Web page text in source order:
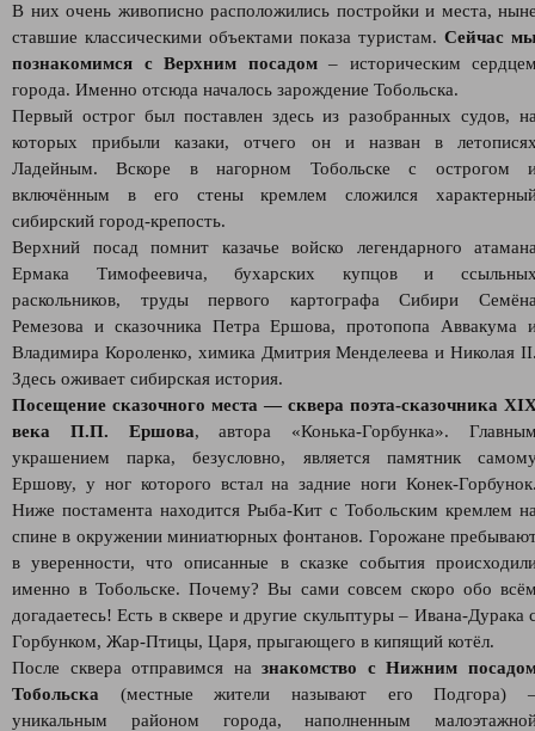
В них очень живописно расположились постройки и места,
ставшие классическими объектами показа туристам. Сейчас
познакомимся с Верхним посадом – историческим
города. Именно отсюда началось зарождение Тобольска.
Первый острог был поставлен здесь из разобранных судов,
которых прибыли казаки, отчего он и назван в
Ладейным. Вскоре в нагорном Тобольске с острогом
включённым в его стены кремлем сложился
сибирский город-крепость.
Верхний посад помнит казачье войско легендарного
Ермака Тимофеевича, бухарских купцов и
раскольников, труды первого картографа Сибири
Ремезова и сказочника Петра Ершова, протопопа Аввакума
Владимира Короленко, химика Дмитрия Менделеева и Николая
Здесь оживает сибирская история.
Посещение сказочного места — сквера поэта-сказочника
века П.П. Ершова, автора «Конька-Горбунка».
украшением парка, безусловно, является памятник
Ершову, у ног которого встал на задние ноги Конек-
Ниже постамента находится Рыба-Кит с Тобольским кремлем
спине в окружении миниатюрных фонтанов. Горожане
в уверенности, что описанные в сказке события
именно в Тобольске. Почему? Вы сами совсем скоро обо
догадаетесь! Есть в сквере и другие скульптуры – Ивана-Дурака
Горбунком, Жар-Птицы, Царя, прыгающего в кипящий котёл.
После сквера отправимся назнакомство с Нижним
Тобольска (местные жители называют его Подгора)
уникальным районом города, наполненным